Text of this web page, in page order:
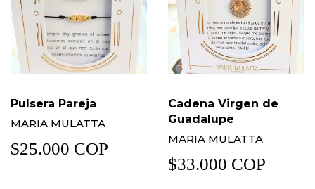
Pulsera Pareja
MARIA MULATTA
$25.000 COP
Cadena Virgen de
Guadalupe
MARIA MULATTA
$33.000 COP